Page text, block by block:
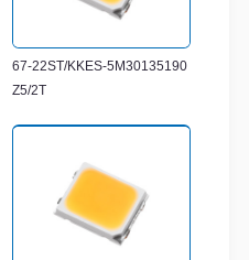
67-22ST/KKES-5M30135190
Z5/2T